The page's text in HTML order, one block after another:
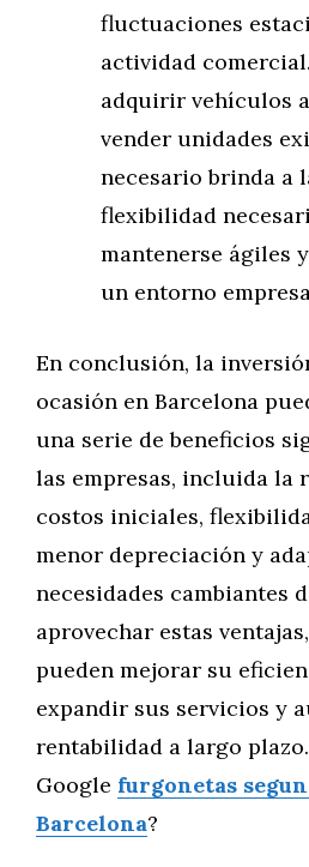
fluctuaciones
actividad
adquirir vehículos
vender unidades
necesario brinda a
flexibilidad
mantenerse ágiles
un entorno
En conclusión, la
ocasión en Barcelona
una serie de beneficios
las empresas, incluida la
costos iniciales,
menor depreciación y
necesidades cambiantes
aprovechar estas
pueden mejorar su
expandir sus servicios y
rentabilidad a largo
Google furgonetas
Barcelona?